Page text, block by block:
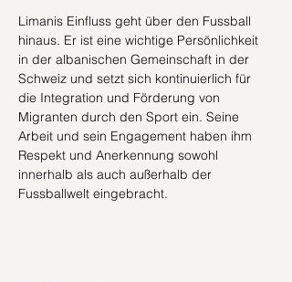
Limanis Einfluss geht über den Fussball
hinaus. Er ist eine wichtige Persönlichkeit
in der albanischen Gemeinschaft in der
Schweiz und setzt sich kontinuierlich für
die Integration und Förderung von
Migranten durch den Sport ein. Seine
Arbeit und sein Engagement haben ihm
Respekt und Anerkennung sowohl
innerhalb als auch außerhalb der
Fussballwelt eingebracht.